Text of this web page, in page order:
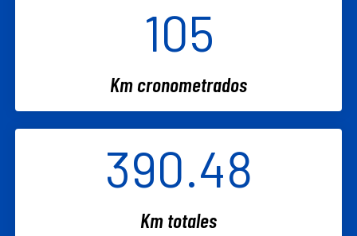
105
Km cronometrados
390.48
Km totales